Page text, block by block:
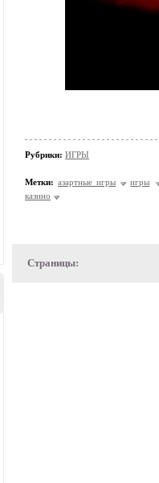
Рубрики: ИГРЫ
Метки: азартные игры
игры
казино
Страницы: